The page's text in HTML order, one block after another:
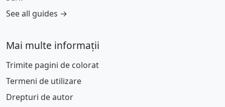
See all guides →
Mai multe informații
Trimite pagini de colorat
Termeni de utilizare
Drepturi de autor